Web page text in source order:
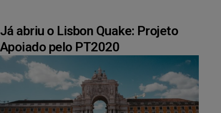
Já abriu o Lisbon Quake: Projeto
Apoiado pelo PT2020